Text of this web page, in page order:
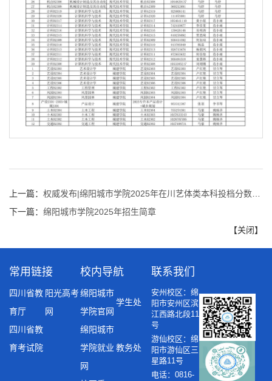
上一篇： 权威发布|绵阳城市学院2025年在川艺体类本科投档分数线已出
下一篇： 绵阳城市学院2025年招生简章
【关闭】
常用链接
四川省教
育厅
阳光高考
网
四川省教
育考试院
校内导航
绵阳城市
学院官网
学生处
绵阳城市
学院就业
网
教务处
联系我们
安州校区：绵
阳市安州区滨
江西路北段11
号
游仙校区：绵
阳市游仙区三
星路11号
电话：0816-